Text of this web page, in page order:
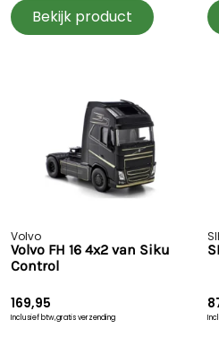
Bekijk product
Volvo
Volvo FH 16 4x2 van Siku
Control
169,95
Inclusief btw,gratis verzending